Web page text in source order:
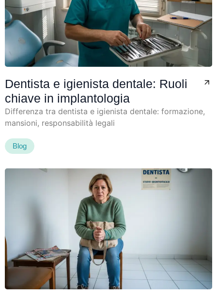
Dentista e igienista dentale: Ruoli
chiave in implantologia
Differenza tra dentista e igienista dentale: formazione,
mansioni, responsabilità legali
Blog